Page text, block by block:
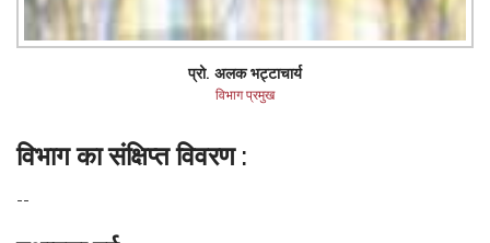
प्रो. अलक भट्टाचार्य
विभाग प्रमुख
विभाग का संक्षिप्‍त विवरण :
--